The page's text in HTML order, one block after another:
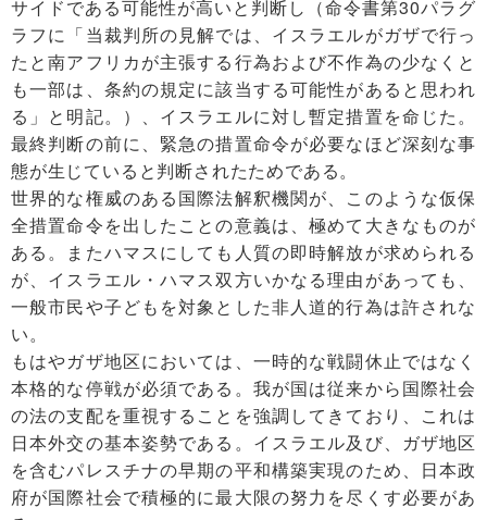
サイドである可能性が高いと判断し（命令書第30パラグ
ラフに「当裁判所の見解では、イスラエルがガザで行っ
たと南アフリカが主張する行為および不作為の少なくと
も一部は、条約の規定に該当する可能性があると思われ
る」と明記。）、イスラエルに対し暫定措置を命じた。
最終判断の前に、緊急の措置命令が必要なほど深刻な事
態が生じていると判断されたためである。
世界的な権威のある国際法解釈機関が、このような仮保
全措置命令を出したことの意義は、極めて大きなものが
ある。またハマスにしても人質の即時解放が求められる
が、イスラエル・ハマス双方いかなる理由があっても、
一般市民や子どもを対象とした非人道的行為は許されな
い。
もはやガザ地区においては、一時的な戦闘休止ではなく
本格的な停戦が必須である。我が国は従来から国際社会
の法の支配を重視することを強調してきており、これは
日本外交の基本姿勢である。イスラエル及び、ガザ地区
を含むパレスチナの早期の平和構築実現のため、日本政
府が国際社会で積極的に最大限の努力を尽くす必要があ